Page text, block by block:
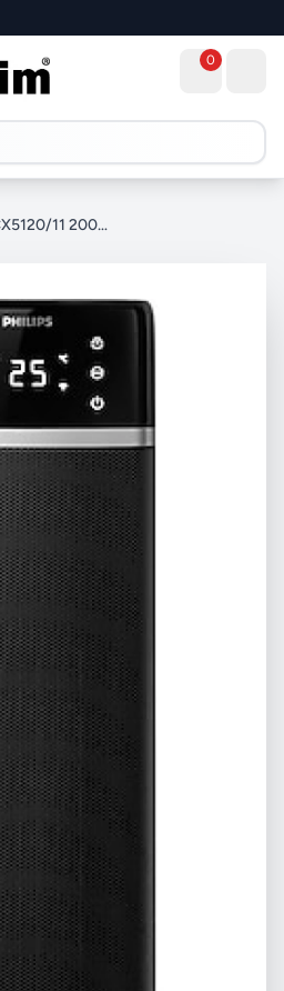
0
Philips CX5120/11 2000 W Seramik Isıtıcı